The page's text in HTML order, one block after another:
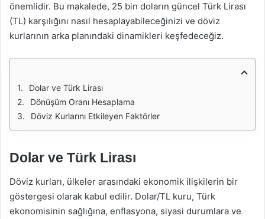
önemlidir. Bu makalede, 25 bin doların güncel Türk Lirası
(TL) karşılığını nasıl hesaplayabileceğinizi ve döviz
kurlarının arka planındaki dinamikleri keşfedeceğiz.
Dolar ve Türk Lirası
Dönüşüm Oranı Hesaplama
Döviz Kurlarını Etkileyen Faktörler
Dolar ve Türk Lirası
Döviz kurları, ülkeler arasındaki ekonomik ilişkilerin bir
göstergesi olarak kabul edilir. Dolar/TL kuru, Türk
ekonomisinin sağlığına, enflasyona, siyasi durumlara ve